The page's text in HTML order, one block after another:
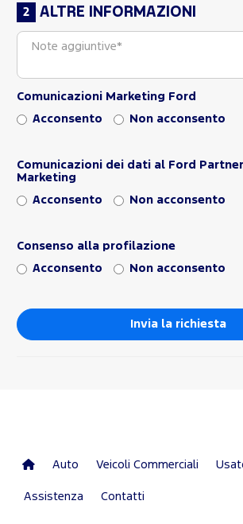
ALTRE INFORMAZIONI
Comunicazioni Marketing Ford
Acconsento Non acconsento
Comunicazioni dei dati al Ford
Marketing
Acconsento Non acconsento
Consenso alla profilazione
Acconsento Non acconsento
Auto Veicoli Commerciali
Assistenza Contatti